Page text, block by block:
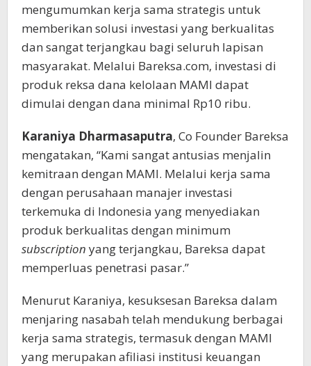
mengumumkan kerja sama strategis untuk
memberikan solusi investasi yang berkualitas
dan sangat terjangkau bagi seluruh lapisan
masyarakat. Melalui Bareksa.com, investasi di
produk reksa dana kelolaan MAMI dapat
dimulai dengan dana minimal Rp10 ribu.
Karaniya Dharmasaputra, Co Founder Bareksa
mengatakan, “Kami sangat antusias menjalin
kemitraan dengan MAMI. Melalui kerja sama
dengan perusahaan manajer investasi
terkemuka di Indonesia yang menyediakan
produk berkualitas dengan minimum
subscription yang terjangkau, Bareksa dapat
memperluas penetrasi pasar.”
Menurut Karaniya, kesuksesan Bareksa dalam
menjaring nasabah telah mendukung berbagai
kerja sama strategis, termasuk dengan MAMI
yang merupakan afiliasi institusi keuangan